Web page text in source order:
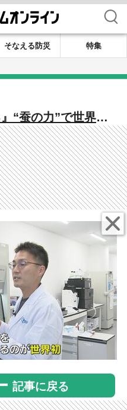
検索
そなえる防災
特集
“蚕の力”で世界初
ベンチャー『ノロ
】
記事に戻る